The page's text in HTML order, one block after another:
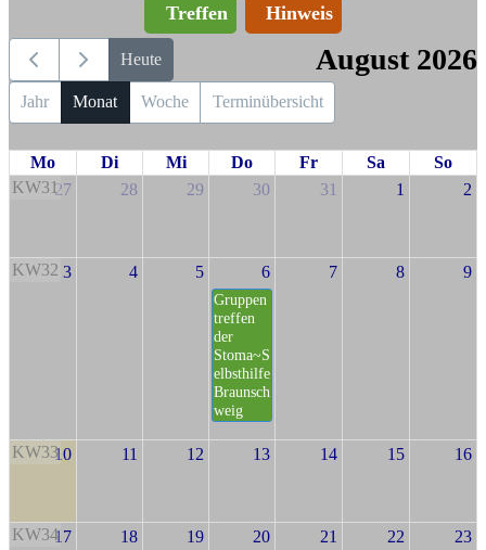
Treffen Hinweis
Heute August 2026
Jahr Monat Woche Terminübersicht
Mo Di Mi Do Fr Sa
So
KW3127 28 29 30 31 1 2
KW32 3 4 5 6
Gruppen
treffen
der
Stoma~S
elbsthilfe
Braunsch
weig
7 8 9
KW3310 11 12 13 14 15 16
KW3417 18 19 20 21 22 23